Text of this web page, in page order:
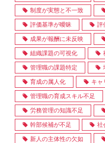
制度が実態と不一致
評価基準が曖昧 評
成果が報酬に未反映
組織課題の可視化
管理職の課題特定
育成の属人化 キャ
管理職の育成スキル不足
労務管理の知識不足
幹部候補が不足 社
新人の主体性の欠如